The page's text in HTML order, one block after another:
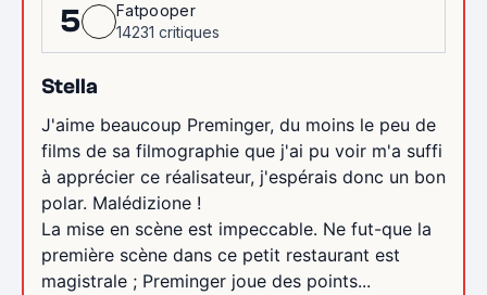
5
Fatpooper
14231 critiques
Stella
J'aime beaucoup Preminger, du moins le peu de
films de sa filmographie que j'ai pu voir m'a suffi
à apprécier ce réalisateur, j'espérais donc un bon
polar. Malédizione !
La mise en scène est impeccable. Ne fut-que la
première scène dans ce petit restaurant est
magistrale ; Preminger joue des points...